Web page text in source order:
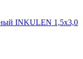
INKULEN 1,5х3,0